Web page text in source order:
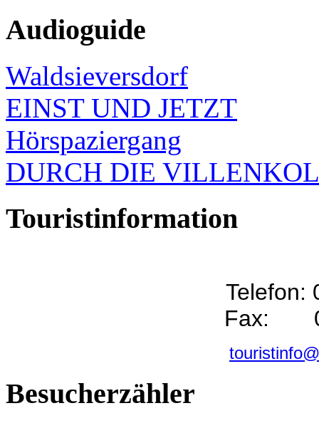
Audioguide
Waldsieversdorf
EINST UND JETZT
Hörspaziergang
DURCH DIE
Touristinformation
Telefon:
Fax:
Besucherzähler